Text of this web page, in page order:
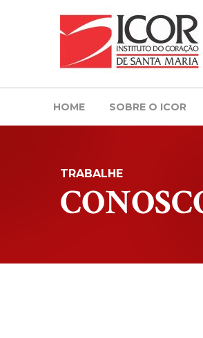
HOME SOBRE O ICOR
TRABALHE